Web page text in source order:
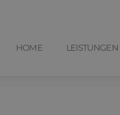
HOME LEISTUNGEN